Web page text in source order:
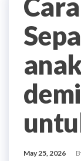
May 25, 2026